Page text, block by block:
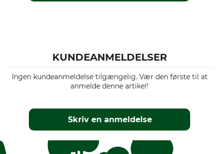
KUNDEANMELDELSER
Ingen kundeanmeldelse tilgængelig. Vær den første til at
anmelde denne artikel!
Skriv en anmeldelse